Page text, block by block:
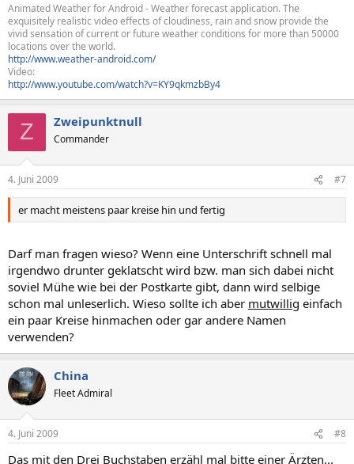
Animated Weather for Android - Weather forecast application. The
exquisitely realistic video effects of cloudiness, rain and snow provide the
vivid sensation of current or future weather conditions for more than 50000
locations over the world.
http://www.weather-android.com/
Video:
http://www.youtube.com/watch?v=KY9qkmzbBy4
Z Zweipunktnull
Commander
4. Juni 2009 #7
er macht meistens paar kreise hin und fertig
Darf man fragen wieso? Wenn eine Unterschrift schnell mal
irgendwo drunter geklatscht wird bzw. man sich dabei nicht
soviel Mühe wie bei der Postkarte gibt, dann wird selbige
schon mal unleserlich. Wieso sollte ich aber mutwillig einfach
ein paar Kreise hinmachen oder gar andere Namen
verwenden?
China
Fleet Admiral
4. Juni 2009 #8
Das mit den Drei Buchstaben erzähl mal bitte einer Ärzten...